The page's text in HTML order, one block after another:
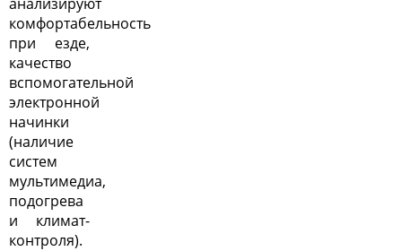
комфортабельность
при езде,
качество
вспомогательной
электронной
начинки
(наличие
систем
мультимедиа,
подогрева
и климат-
контроля).